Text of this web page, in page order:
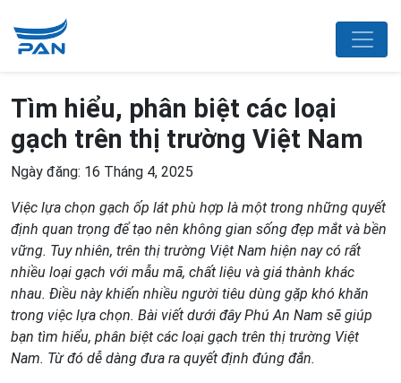
Tìm hiểu, phân biệt các loại
gạch trên thị trường Việt Nam
Ngày đăng: 16 Tháng 4, 2025
Việc lựa chọn gạch ốp lát phù hợp là một trong những quyết
định quan trọng để tạo nên không gian sống đẹp mắt và bền
vững. Tuy nhiên, trên thị trường Việt Nam hiện nay có rất
nhiều loại gạch với mẫu mã, chất liệu và giá thành khác
nhau. Điều này khiến nhiều người tiêu dùng gặp khó khăn
trong việc lựa chọn. Bài viết dưới đây Phú An Nam sẽ giúp
bạn tìm hiểu, phân biệt các loại gạch trên thị trường Việt
Nam. Từ đó dễ dàng đưa ra quyết định đúng đắn.